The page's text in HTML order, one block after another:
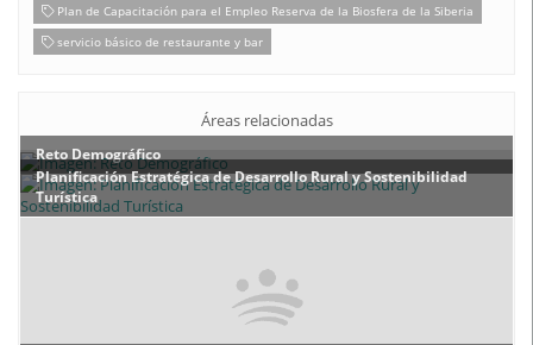
Plan de Capacitación para el Empleo Reserva de la Biosfera de la Siberia
servicio básico de restaurante y bar
Áreas relacionadas
Reto Demográfico
Planificación Estratégica de Desarrollo Rural y Sostenibilidad
Turística